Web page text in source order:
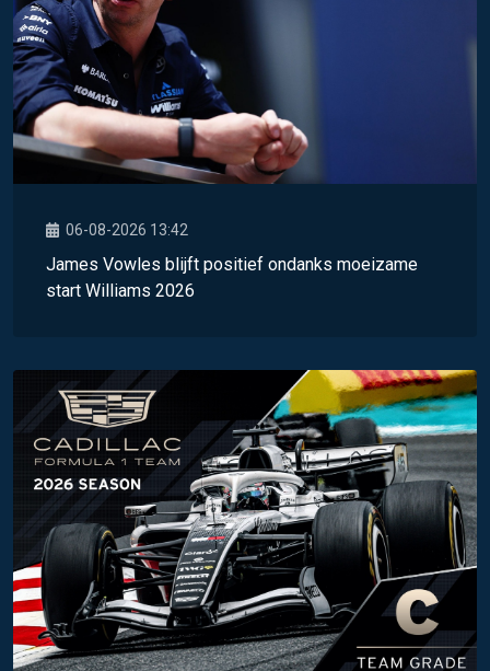
06-08-2026 13:42
James Vowles blijft positief ondanks moeizame
start Williams 2026